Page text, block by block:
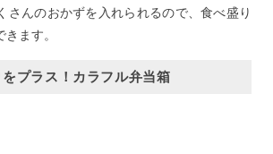
さんのおかずを入れられるので、食べ盛り
ます。
プラス！カラフル弁当箱